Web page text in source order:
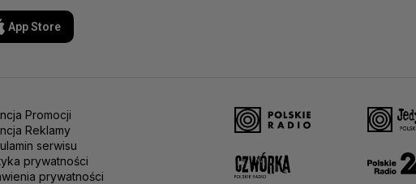
App Store
Promocji
Reklamy
serwisu
prywatności
prywatności